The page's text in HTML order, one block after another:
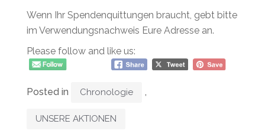
Wenn Ihr Spendenquittungen braucht, gebt bitte
im Verwendungsnachweis Eure Adresse an.
Please follow and like us:
Posted in Chronologie ,
UNSERE AKTIONEN